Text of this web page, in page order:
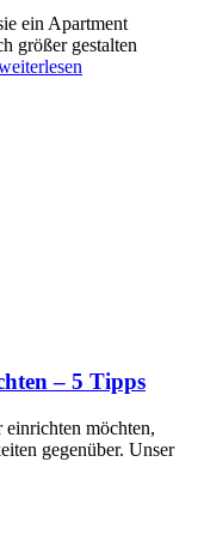
ein Apartment
größer gestalten
– 5 Tipps
möchten,
gegenüber. Unser